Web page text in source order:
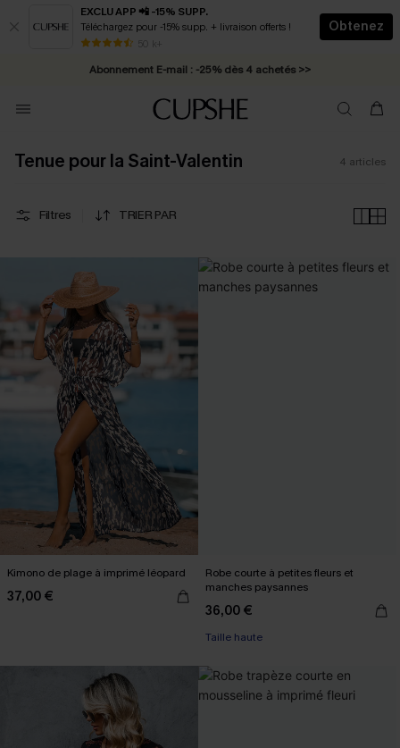
EXCLU APP 📲 -15% SUPP.
Téléchargez pour -15% supp. + livraison offerts !
50 k+
Obtenez
* Livraison éclair 2-3 jours ouvrés >>
Abonnement E-mail : -25% dès 4 achetés >>
Tenue pour la Saint-Valentin 4 articles
Filtres TRIER PAR
Kimono de plage à imprimé léopard
37,00 €
Robe courte à petites fleurs et
manches paysannes
36,00 €
Taille haute